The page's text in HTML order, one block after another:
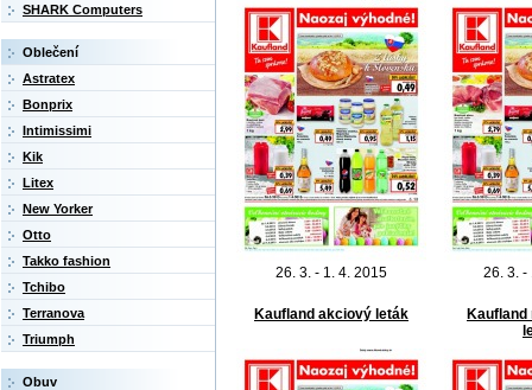
26. 3. - 1. 4. 2015 26. 3. -
Kaufland akciový leták
SHARK Computers
Oblečení
Astratex
Bonprix
Intimissimi
Kik
Litex
New Yorker
Otto
Takko fashion
Tchibo
Terranova
Triumph
Obuv